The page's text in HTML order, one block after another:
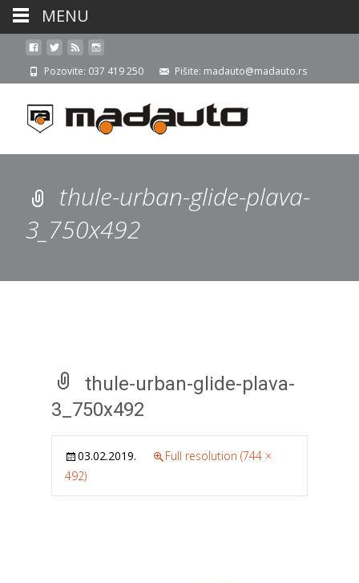
Pozovite: 037 419 250 Pišite: madauto@madauto.rs
thule-urban-glide-plava-
3_750x492
thule-urban-glide-plava-
3_750x492
03.02.2019.
Full resolution (744 ×
492)
MENU